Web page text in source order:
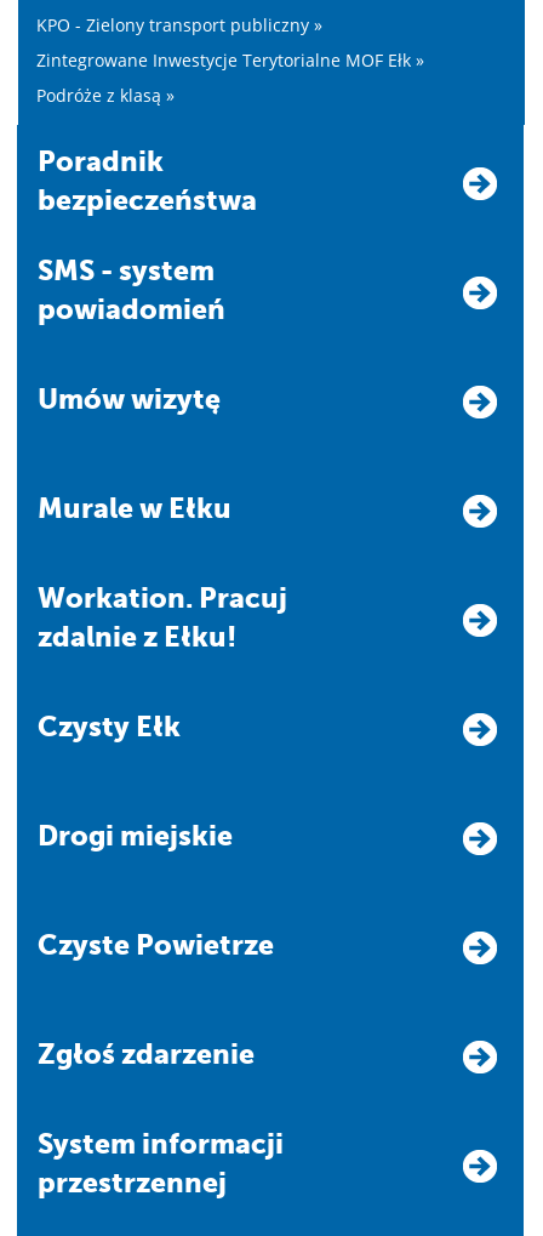
KPO - Zielony transport publiczny »
Zintegrowane Inwestycje Terytorialne MOF Ełk »
Podróże z klasą »
Poradnik
bezpieczeństwa
SMS - system
powiadomień
Umów wizytę
Murale w Ełku
Workation. Pracuj
zdalnie z Ełku!
Czysty Ełk
Drogi miejskie
Czyste Powietrze
Zgłoś zdarzenie
system informacji
przestrzennej